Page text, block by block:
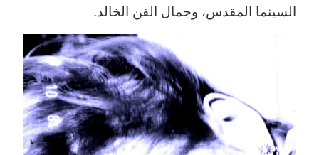
السينما المقدس، وجمال الفن الخالد.